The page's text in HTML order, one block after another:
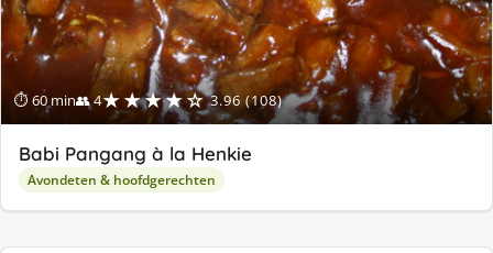
⏱ 60 min👥 4★★★★☆ 3.96 (108)
Babi Pangang à la Henkie
Avondeten & hoofdgerechten